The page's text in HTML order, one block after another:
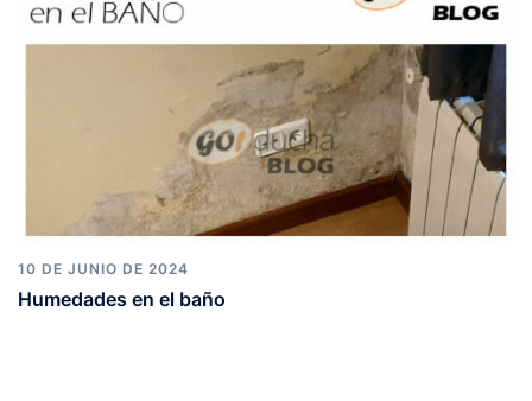
10 DE JUNIO DE 2024
Humedades en el baño